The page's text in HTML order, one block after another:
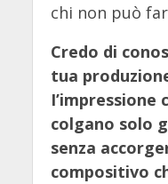
chi non può
Credo di
tua
I’impressione
colgano solo
senza
compositivo